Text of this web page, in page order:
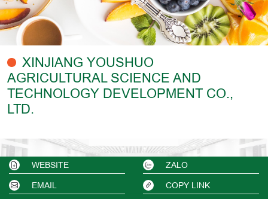
XINJIANG YOUSHUO
AGRICULTURAL SCIENCE AND
TECHNOLOGY DEVELOPMENT CO.,
LTD.
WEBSITE ZALO
EMAIL COPY LINK